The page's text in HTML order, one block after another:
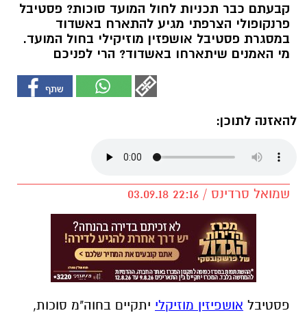
קבעתם כבר תכניות לחול המועד סוכות? פסטיבל
פרנקופולי הצרפתי מגיע להתארח באשדוד
במסגרת פסטיבל אושפזין מוזיקילי בחול המועד.
מי האמנים שיתארחו באשדוד? הרי לפניכם
להאזנה לתוכן:
שמואל סרדינס / 22:16 03.09.18
פסטיבל אושפיזין מוזיקלי יתקיים בחוה"מ סוכות,